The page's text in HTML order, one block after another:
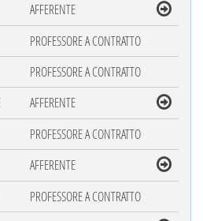
AFFERENTE
PROFESSORE A CONTRATTO
PROFESSORE A CONTRATTO
AFFERENTE
PROFESSORE A CONTRATTO
AFFERENTE
PROFESSORE A CONTRATTO